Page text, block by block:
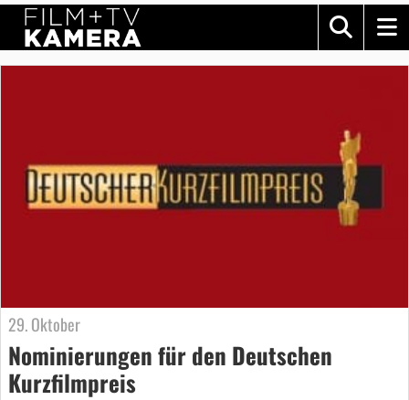
29. Oktober
Nominierungen für den Deutschen
Kurzfilmpreis